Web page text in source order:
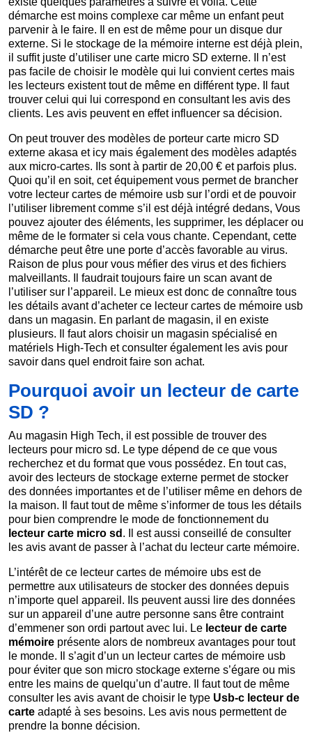
démarche est moins complexe car même un enfant peut
parvenir à le faire. Il en est de même pour un disque dur
externe. Si le stockage de la mémoire interne est déjà plein,
il suffit juste d’utiliser une carte micro SD externe. Il n’est
pas facile de choisir le modèle qui lui convient certes mais
les lecteurs existent tout de même en différent type. Il faut
trouver celui qui lui correspond en consultant les avis des
clients. Les avis peuvent en effet influencer sa décision.
On peut trouver des modèles de porteur carte micro SD
externe akasa et icy mais également des modèles adaptés
aux micro-cartes. Ils sont à partir de 20,00 € et parfois plus.
Quoi qu’il en soit, cet équipement vous permet de brancher
votre lecteur cartes de mémoire usb sur l’ordi et de pouvoir
l’utiliser librement comme s’il est déjà intégré dedans, Vous
pouvez ajouter des éléments, les supprimer, les déplacer ou
même de le formater si cela vous chante. Cependant, cette
démarche peut être une porte d’accès favorable au virus.
Raison de plus pour vous méfier des virus et des fichiers
malveillants. Il faudrait toujours faire un scan avant de
l’utiliser sur l’appareil. Le mieux est donc de connaître tous
les détails avant d’acheter ce lecteur cartes de mémoire usb
dans un magasin. En parlant de magasin, il en existe
plusieurs. Il faut alors choisir un magasin spécialisé en
matériels High-Tech et consulter également les avis pour
savoir dans quel endroit faire son achat.
Pourquoi avoir un lecteur de carte
SD ?
Au magasin High Tech, il est possible de trouver des
lecteurs pour micro sd. Le type dépend de ce que vous
recherchez et du format que vous possédez. En tout cas,
avoir des lecteurs de stockage externe permet de stocker
des données importantes et de l’utiliser même en dehors de
la maison. Il faut tout de même s’informer de tous les détails
pour bien comprendre le mode de fonctionnement du
lecteur carte micro sd . Il est aussi conseillé de consulter
les avis avant de passer à l’achat du lecteur carte mémoire.
L’intérêt de ce lecteur cartes de mémoire ubs est de
permettre aux utilisateurs de stocker des données depuis
n’importe quel appareil. Ils peuvent aussi lire des données
sur un appareil d’une autre personne sans être contraint
d’emmener son ordi partout avec lui. Le lecteur de carte
mémoire présente alors de nombreux avantages pour tout
le monde. Il s’agit d’un un lecteur cartes de mémoire usb
pour éviter que son micro stockage externe s’égare ou mis
entre les mains de quelqu’un d’autre. Il faut tout de même
consulter les avis avant de choisir le type Usb-c lecteur de
carte adapté à ses besoins. Les avis nous permettent de
prendre la bonne décision.